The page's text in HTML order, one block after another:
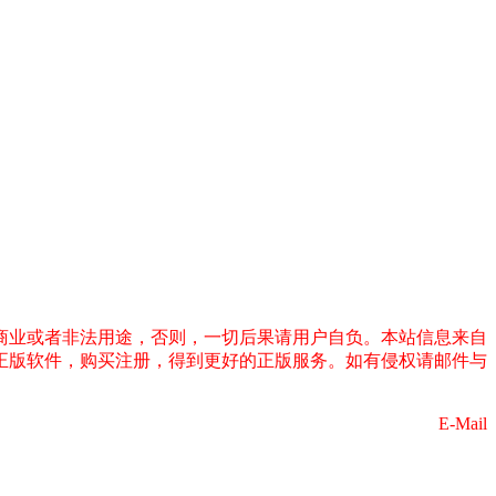
或者非法用途，否则，一切后果请用户自负。本站信息来自
软件，购买注册，得到更好的正版服务。如有侵权请邮件与
E-Mail